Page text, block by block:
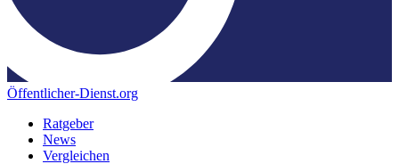
Öffentlicher-Dienst.org
Ratgeber
News
Vergleichen